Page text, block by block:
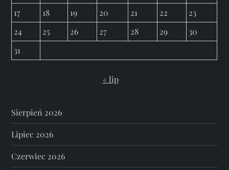
17
18 19 20 21 22
23
24
25 26 27 28 29
30
31
« lip
Sierpień 2026
Lipiec 2026
Czerwiec 2026